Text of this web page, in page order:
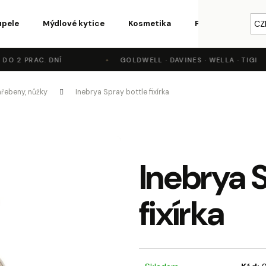
Mýdlové kytice Kosmetika Parfémy a vůně
2 PRAC. DNÍ GOLDWELL · DAVINES · WELLA · TIGI
nůžky Inebrya Spray bottle fixírka
Inebrya
fixírka
potřebujete najít?